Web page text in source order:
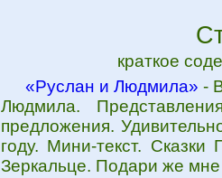
краткое
«Руслан и Людмила» -
Людмила.
предложения.
году. Мини-текст.
Зеркальце. Подари же мне